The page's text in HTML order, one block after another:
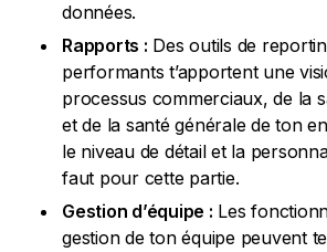
données.
Rapports : Des outils de
performants t’apportent une
processus commerciaux, de la
et de la santé générale de ton
le niveau de détail et la
faut pour cette partie.
Gestion d’équipe : Les
gestion de ton équipe peuvent